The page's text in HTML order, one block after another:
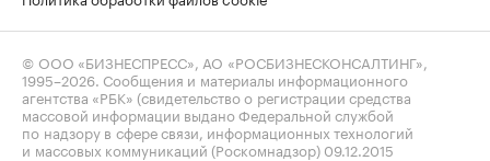
© ООО «БИЗНЕСПРЕСС», АО «РОСБИЗНЕСКОНСАЛТИНГ»,
1995–2026 . Сообщения и материалы информационного
агентства «РБК» (свидетельство о регистрации средства
массовой информации выдано Федеральной службой
по надзору в сфере связи, информационных технологий
и массовых коммуникаций (Роскомнадзор) 09.12.2015